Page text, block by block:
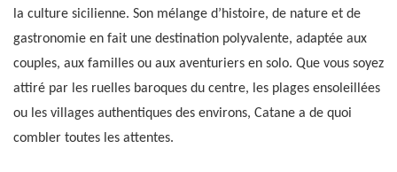
la culture sicilienne. Son mélange d’histoire, de nature et de
gastronomie en fait une destination polyvalente, adaptée aux
couples, aux familles ou aux aventuriers en solo. Que vous soyez
attiré par les ruelles baroques du centre, les plages ensoleillées
ou les villages authentiques des environs, Catane a de quoi
combler toutes les attentes.